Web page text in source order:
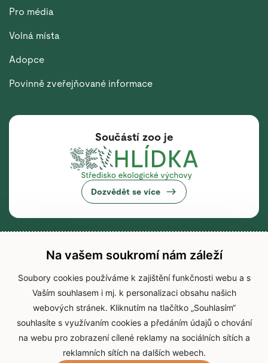
Pro média
Volná místa
Adopce
Povinně zveřejňované informace
Součástí zoo je
Dozvědět se více
Na vašem soukromí nám záleží
Soubory cookies používáme k zajištění funkčnosti webu a s
Vaším souhlasem i mj. k personalizaci obsahu našich
webových stránek. Kliknutím na tlačítko „Souhlasím“
souhlasíte s využívaním cookies a předáním údajů o chování
na webu pro zobrazení cílené reklamy na sociálních sítích a
reklamních sítích na dalších webech.